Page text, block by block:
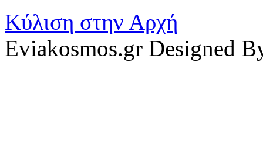
Κύλιση στην Αρχή
Eviakosmos.gr Designed